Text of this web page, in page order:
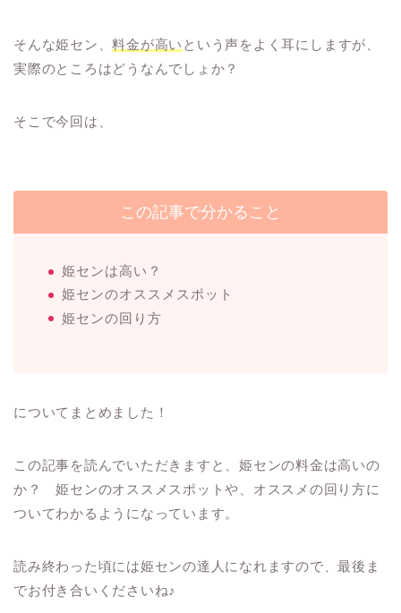
そんな姫セン、料金が高い という声をよく耳にしますが、
実際のところはどうなんでしょか？
そこで今回は、
この記事で分かること
姫センは高い？
姫センのオススメスポット
姫センの回り方
についてまとめました！
この記事を読んでいただきますと、姫センの料金は高いの
か？ 姫センのオススメスポットや、オススメの回り方に
ついてわかるようになっています。
読み終わった頃には姫センの達人になれますので、最後ま
でお付き合いくださいね♪